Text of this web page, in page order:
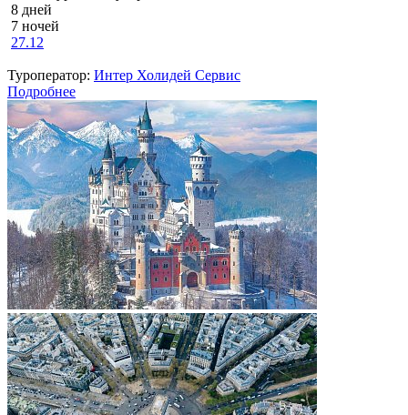
8 дней
7 ночей
27.12
Туроператор: Интер Холидей Сервис
Подробнее